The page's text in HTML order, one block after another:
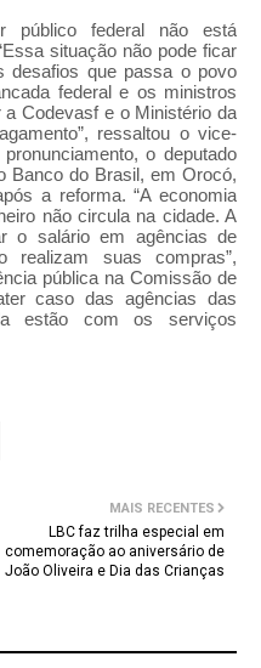
público federal não está
situação não pode ficar
desafios que passa o povo
federal e os ministros
Codevasf e o Ministério da
ressaltou o vice-
o deputado
Banco do Brasil, em Orocó,
a reforma. “A economia
não circula na cidade. A
o salário em agências de
suas compras”,
pública na Comissão de
caso das agências das
estão com os serviços
MAIS RECENTES
LBC faz trilha especial em
comemoração ao aniversário de
João Oliveira e Dia das Crianças